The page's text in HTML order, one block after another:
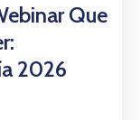
Que
2026